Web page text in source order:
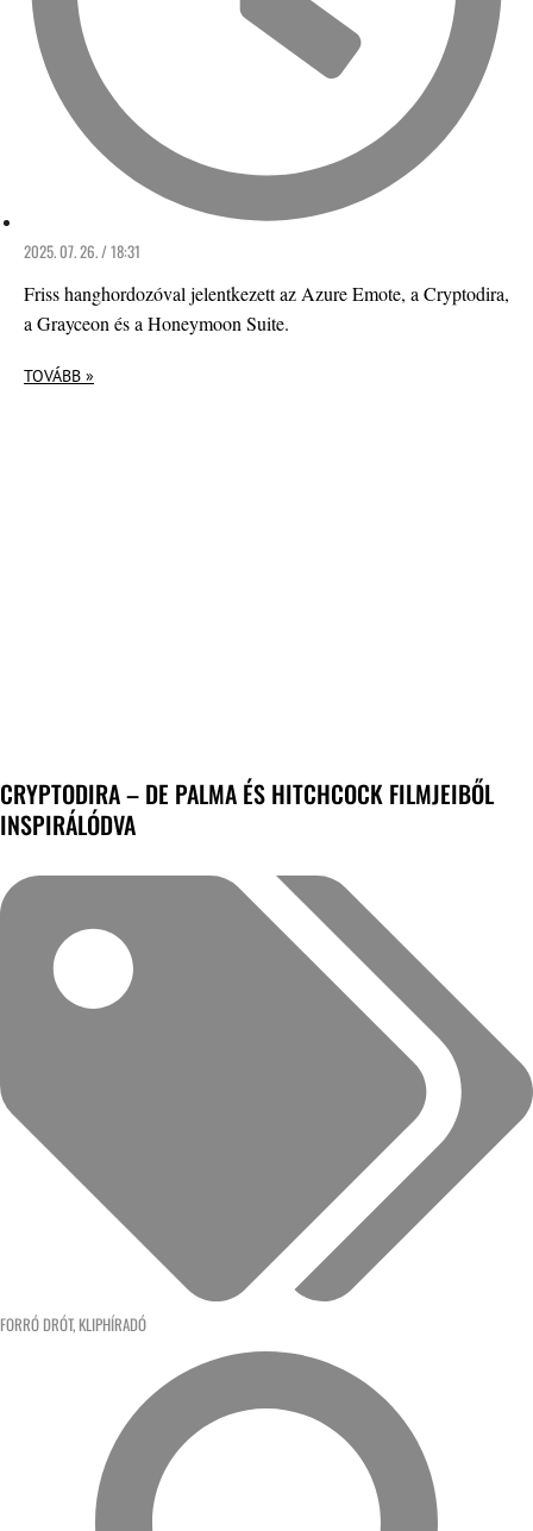
2025. 07. 26. / 18:31
Friss hanghordozóval jelentkezett az Azure Emote, a Cryptodira,
a Grayceon és a Honeymoon Suite.
TOVÁBB »
CRYPTODIRA – DE PALMA ÉS HITCHCOCK FILMJEIBŐL
INSPIRÁLÓDVA
FORRÓ DRÓT, KLIPHÍRADÓ